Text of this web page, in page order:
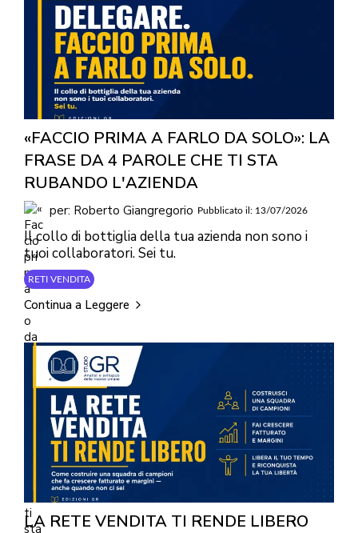
«FACCIO PRIMA A FARLO DA SOLO»: LA
FRASE DA 4 PAROLE CHE TI STA
RUBANDO L'AZIENDA
per: Roberto Giangregorio Pubblicato il: 13/07/2026
Il collo di bottiglia della tua azienda non sono i
tuoi collaboratori. Sei tu.
RETI VENDITA
Continua a Leggere
LA RETE VENDITA TI RENDE LIBERO